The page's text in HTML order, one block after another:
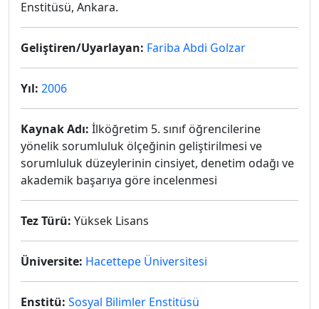
Enstitüsü, Ankara.
Geliştiren/Uyarlayan: Fariba Abdi Golzar
Yıl: 2006
Kaynak Adı: İlköğretim 5. sınıf öğrencilerine
yönelik sorumluluk ölçeğinin geliştirilmesi ve
sorumluluk düzeylerinin cinsiyet, denetim odağı ve
akademik başarıya göre incelenmesi
Tez Türü: Yüksek Lisans
Üniversite: Hacettepe Üniversitesi
Enstitü: Sosyal Bilimler Enstitüsü